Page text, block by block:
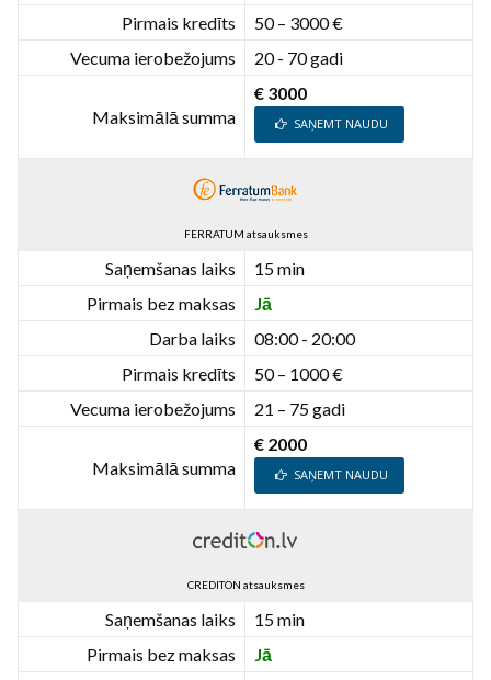
Pirmais kredīts
50 – 3000 €
Vecuma ierobežojums
20 - 70 gadi
Maksimālā summa
€ 3000
SAŅEMT NAUDU
FERRATUM atsauksmes
Saņemšanas laiks
15 min
Pirmais bez maksas
Jā
Darba laiks
08:00 - 20:00
Pirmais kredīts
50 – 1000 €
Vecuma ierobežojums
21 – 75 gadi
Maksimālā summa
€ 2000
SAŅEMT NAUDU
CREDITON atsauksmes
Saņemšanas laiks
15 min
Pirmais bez maksas
Jā